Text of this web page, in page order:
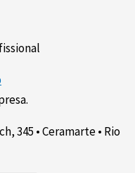
345 • Ceramarte • Rio